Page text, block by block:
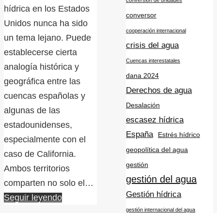
hídrica en los Estados
Unidos nunca ha sido
un tema lejano. Puede
establecerse cierta
analogía histórica y
geográfica entre las
cuencas españolas y
algunas de las
estadounidenses,
especialmente con el
caso de California.
Ambos territorios
comparten no solo el…
Seguir leyendo
conversor
cooperación internacional
crisis del agua
Cuencas interestatales
dana 2024
Derechos de agua
Desalación
escasez hídrica
España
Estrés hídrico
geopolítica del agua
gestión
gestión del agua
Gestión hídrica
gestión internacional del agua